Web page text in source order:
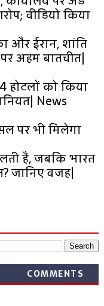
वीडियो किया
और ईरान, शांति
अहम बातचीत|
होटलों को किया
News
पर भी मिलेगा
हैं, जबकि भारत
जानिए वजह|
COMMENTS